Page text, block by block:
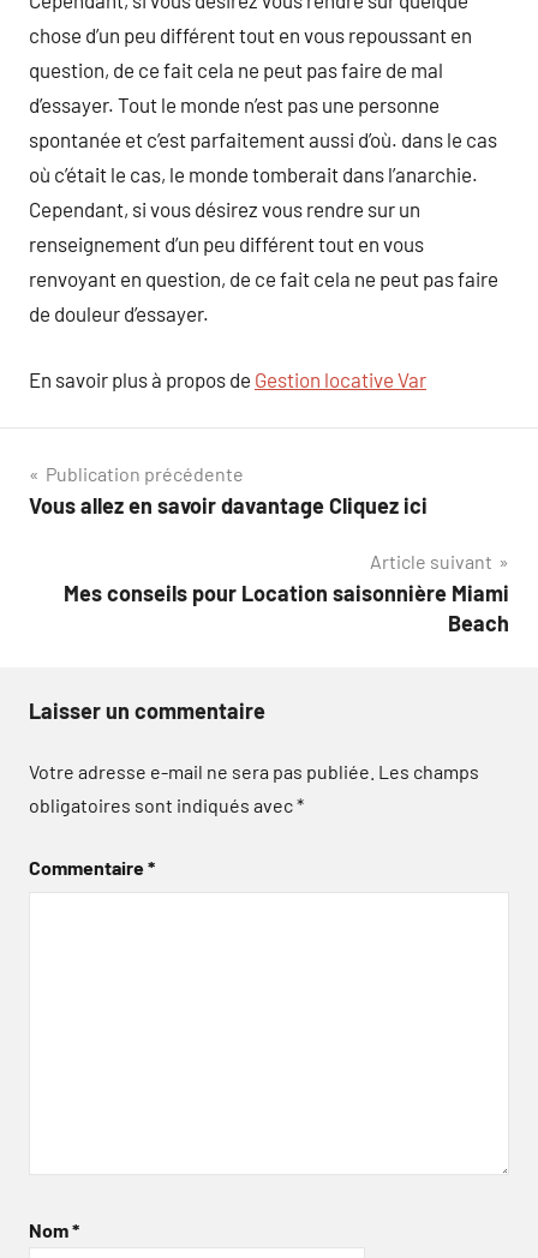
chose d’un peu différent tout en vous repoussant en
question, de ce fait cela ne peut pas faire de mal
d’essayer. Tout le monde n’est pas une personne
spontanée et c’est parfaitement aussi d’où. dans le cas
où c’était le cas, le monde tomberait dans l’anarchie.
Cependant, si vous désirez vous rendre sur un
renseignement d’un peu différent tout en vous
renvoyant en question, de ce fait cela ne peut pas faire
de douleur d’essayer.
En savoir plus à propos de Gestion locative Var
Navigation
de
Publication précédente
Vous allez en savoir davantage Cliquez ici
Article suivant
Mes conseils pour Location saisonnière Miami
Beach
Laisser un commentaire
Votre adresse e-mail ne sera pas publiée. Les champs
obligatoires sont indiqués avec*
Commentaire*
Nom*